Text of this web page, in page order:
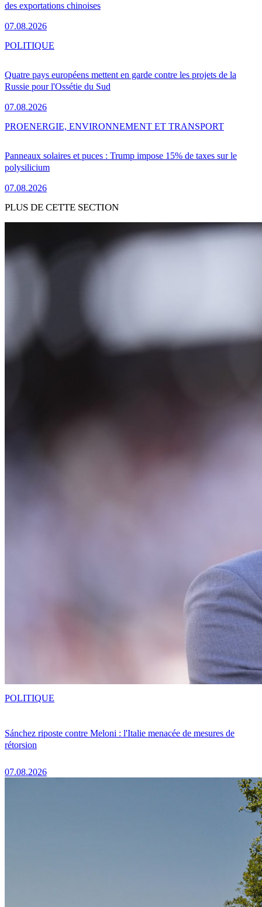
des exportations chinoises
07.08.2026
Quatre pays européens mettent en garde contre les projets de la
Russie pour l'Ossétie du Sud
07.08.2026
POLITIQUE
Panneaux solaires et puces : Trump impose 15% de taxes sur le
polysilicium
07.08.2026
PROENERGIE, ENVIRONNEMENT ET TRANSPORT
PLUS DE CETTE SECTION
Sánchez riposte contre Meloni : l'Italie menacée de mesures de
rétorsion
07.08.2026
POLITIQUE